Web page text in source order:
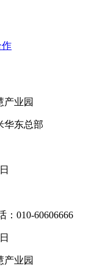
作
产业园
华东总部
010-60606666
产业园